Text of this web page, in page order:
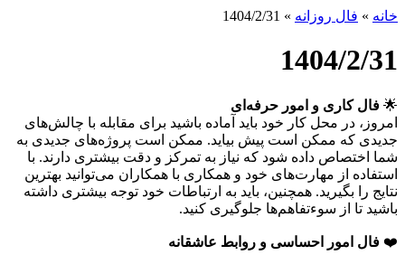
خانه » فال روزانه »
1404/2/31
1404/2/31
🌟 فال کاری و امور حرفه‌ای
امروز، در محل کار خود باید آماده باشید برای مقابله با چالش‌های
جدیدی که ممکن است پیش بیاید. ممکن است پروژه‌های جدیدی به
شما اختصاص داده شود که نیاز به تمرکز و دقت بیشتری دارند. با
استفاده از مهارت‌های خود و همکاری با همکاران می‌توانید بهترین
نتایج را بگیرید. همچنین، باید به ارتباطات خود توجه بیشتری داشته
باشید تا از سوءتفاهم‌ها جلوگیری کنید.
❤️ فال امور احساسی و روابط عاشقانه